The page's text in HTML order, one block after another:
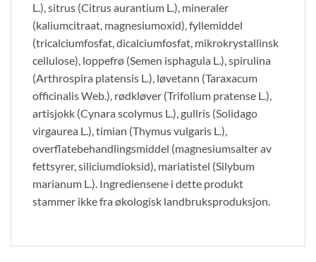
L.), sitrus (Citrus aurantium L.), mineraler
(kaliumcitraat, magnesiumoxid), fyllemiddel
(tricalciumfosfat, dicalciumfosfat, mikrokrystallinsk
cellulose), loppefrø (Semen isphagula L.), spirulina
(Arthrospira platensis L.), løvetann (Taraxacum
officinalis Web.), rødkløver (Trifolium pratense L.),
artisjokk (Cynara scolymus L.), gullris (Solidago
virgaurea L.), timian (Thymus vulgaris L.),
overflatebehandlingsmiddel (magnesiumsalter av
fettsyrer, siliciumdioksid), mariatistel (Silybum
marianum L.). Ingrediensene i dette produkt
stammer ikke fra økologisk landbruksproduksjon.